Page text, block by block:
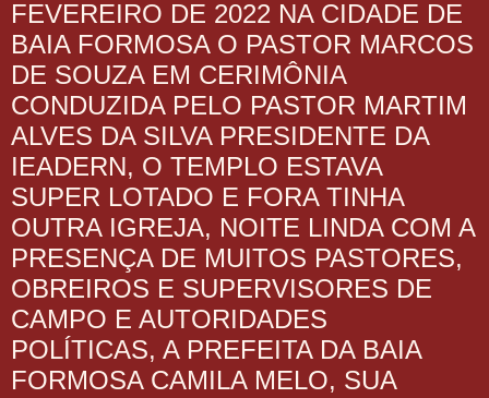
FEVEREIRO DE 2022 NA CIDADE DE
BAIA FORMOSA O PASTOR MARCOS
DE SOUZA EM CERIMÔNIA
CONDUZIDA PELO PASTOR MARTIM
ALVES DA SILVA PRESIDENTE DA
IEADERN, O TEMPLO ESTAVA
SUPER LOTADO E FORA TINHA
OUTRA IGREJA, NOITE LINDA COM A
PRESENÇA DE MUITOS PASTORES,
OBREIROS E SUPERVISORES DE
CAMPO E AUTORIDADES
POLÍTICAS, A PREFEITA DA BAIA
FORMOSA CAMILA MELO, SUA